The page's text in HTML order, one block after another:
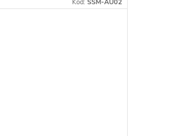
Kód: SSM-AU02